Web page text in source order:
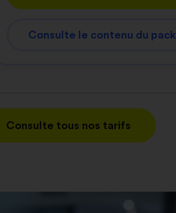
Consulte le contenu du pack
Consulte tous nos tarifs